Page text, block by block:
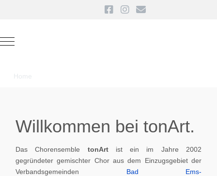
Mobile Menu Toggle
Home
Willkommen bei tonArt.
Das Chorensemble tonArt ist ein im Jahre 2002
gegründeter gemischter Chor aus dem Einzugsgebiet der
Verbandsgemeinden Bad Ems-